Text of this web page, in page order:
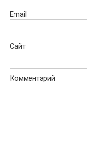
Email
Сайт
Комментарий